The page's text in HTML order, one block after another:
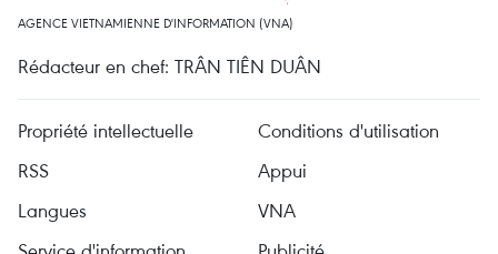
AGENCE VIETNAMIENNE D'INFORMATION (VNA)
Rédacteur en chef: TRÂN TIÊN DUÂN
Propriété intellectuelle
Conditions d'utilisation
RSS
Appui
Langues
VNA